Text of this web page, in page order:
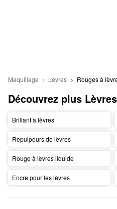
Maquillage Lèvres Rouges à
Découvrez plus Lèvres
Brillant à lèvres
Repulpeurs de lèvres
Rouge à lèvres liquide
Encre pour les lèvres